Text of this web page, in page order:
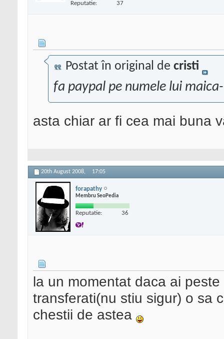
Reputatie: 37
Postat în original de cristi
fa paypal pe numele lui
asta chiar ar fi cea mai buna
20th August 2008, 17:05
forapathy
Membru SeoPedia
Reputatie: 36
la un momentat daca ai
transferati(nu stiu sigur) o sa
chestii de astea